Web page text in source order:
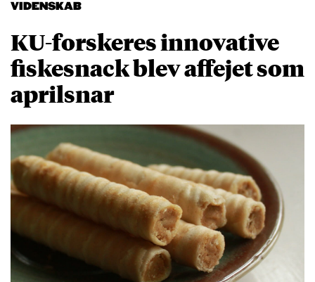
VIDENSKAB
KU-forskeres innovative
fiskesnack blev affejet som
aprilsnar